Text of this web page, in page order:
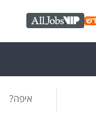
AllJobs VIP
איפה?